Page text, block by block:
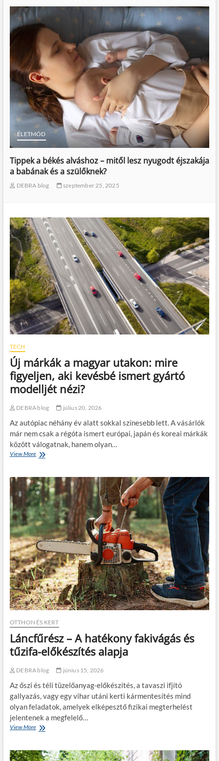
ÉLETMÓD
Fehérje és emésztés – hogyan előzzük meg a
puffadást és a kellemetlen tüneteket?
DEBRA blog augusztus 14, 2025
TECH
Új márkák a magyar utakon: mire
figyeljen, aki kevésbé ismert gyártó
modelljét nézi?
DEBRA blog július 20, 2026
Az autópiac néhány év alatt sokkal színesebb lett. A vásárlók
már nem csak a régóta ismert európai, japán és koreai márkák
között válogatnak, hanem olyan…
View MoreÚ
á
r
k
á
k
a
m
a
g
y
a
r
u
t
a
k
o
n
:
m
i
e
f
g
y
e
l
n
OTTHON ÉS KERT
Láncfűrész – A hatékony fakivágás és
tűzifa-előkészítés alapja
DEBRA blog június 15, 2026
Az őszi és téli tüzelőanyag-előkészítés, a tavaszi ifjító
gallyazás, vagy egy vihar utáni kerti kármentesítés mind
olyan feladatok, amelyek elképesztő fizikai megterhelést
jelentenek a megfelelő…
View MoreL
c